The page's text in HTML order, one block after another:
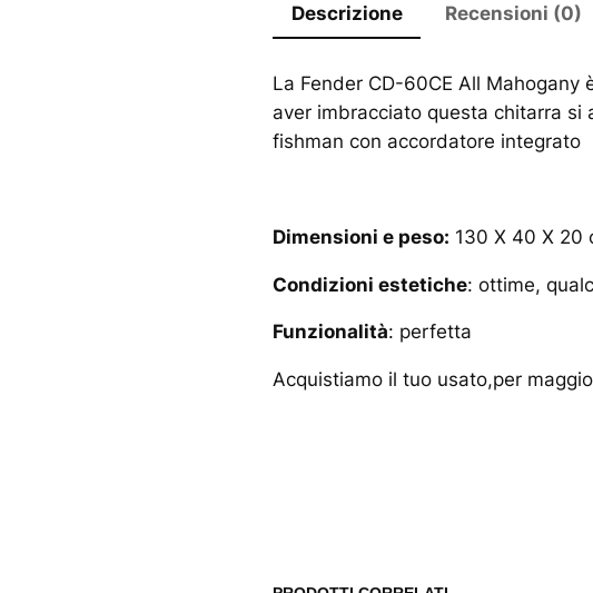
Descrizione Recensioni (0)
La Fender CD-60CE All Mahogany
aver imbracciato questa chitarra
fishman con accordatore integrato
Dimensioni e peso: 130 X 40 X 20
Condizioni estetiche: ottime,
Funzionalità: perfetta
Acquistiamo il tuo usato,per